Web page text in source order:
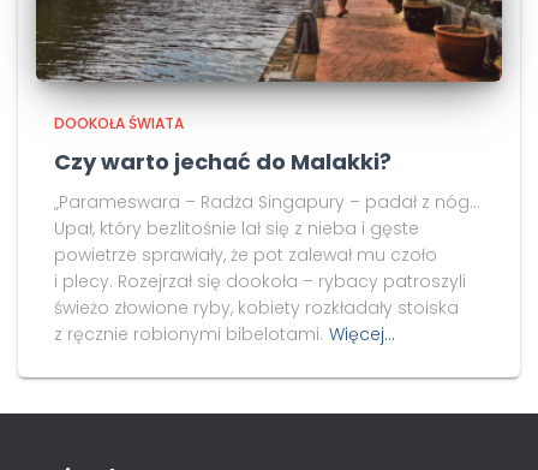
DOOKOŁA ŚWIATA
Czy warto jechać do Malakki?
„Parameswara – Radża Singapury – padał z nóg…
Upał, który bezlitośnie lał się z nieba i gęste
powietrze sprawiały, że pot zalewał mu czoło
i plecy. Rozejrzał się dookoła – rybacy patroszyli
świeżo złowione ryby, kobiety rozkładały stoiska
z ręcznie robionymi bibelotami. Więcej…